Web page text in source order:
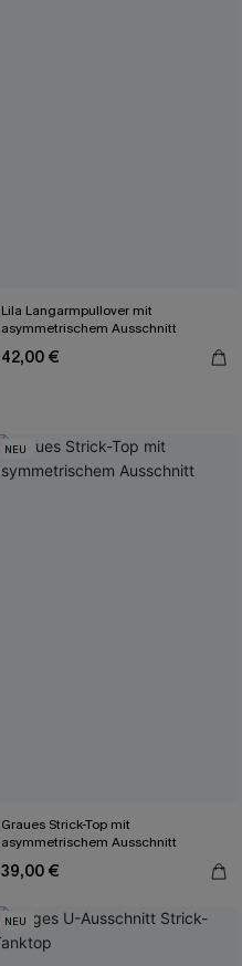
Lila Langarmpullover mit
asymmetrischem Ausschnitt
42,00 €
NEU
Graues Strick-Top mit
asymmetrischem Ausschnitt
39,00 €
NEU